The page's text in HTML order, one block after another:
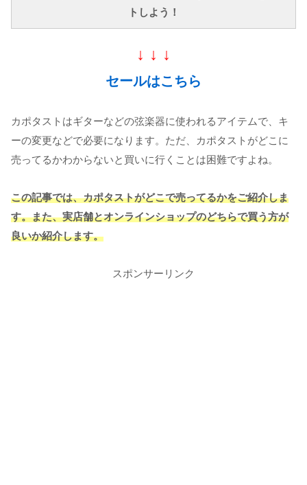
トしよう！
↓ ↓ ↓
セールはこちら
カポタストはギターなどの弦楽器に使われるアイテムで、キ
ーの変更などで必要になります。ただ、カポタストがどこに
売ってるかわからないと買いに行くことは困難ですよね。
この記事では、カポタストがどこで売ってるかをご紹介しま
す。また、実店舗とオンラインショップのどちらで買う方が
良いか紹介します。
スポンサーリンク